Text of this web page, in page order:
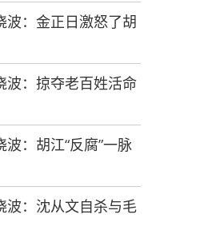
波：金正日激怒了胡
波：掠夺老百姓活命
：胡江“反腐”一脉
波：沈从文自杀与毛